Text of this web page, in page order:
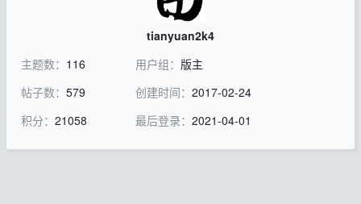
tianyuan2k4
主题数： 116
帖子数： 579
积分： 21058
用户组： 版主
创建时间： 2017-02-24
最后登录： 2021-04-01